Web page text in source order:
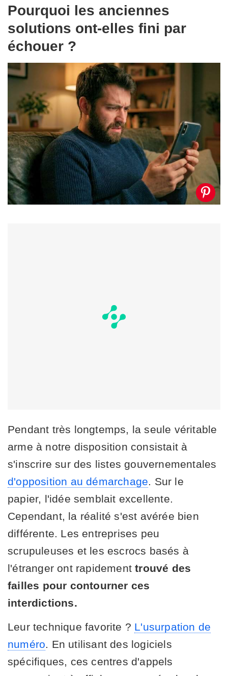
Pourquoi les anciennes
solutions ont-elles fini par
échouer ?
Pendant très longtemps, la seule véritable
arme à notre disposition consistait à
s'inscrire sur des listes gouvernementales
d'opposition au démarchage. Sur le
papier, l'idée semblait excellente.
Cependant, la réalité s'est avérée bien
différente. Les entreprises peu
scrupuleuses et les escrocs basés à
l'étranger ont rapidementtrouvé des
failles pour contourner ces
interdictions.
Leur technique favorite ? L'usurpation de
numéro. En utilisant des logiciels
spécifiques, ces centres d'appels